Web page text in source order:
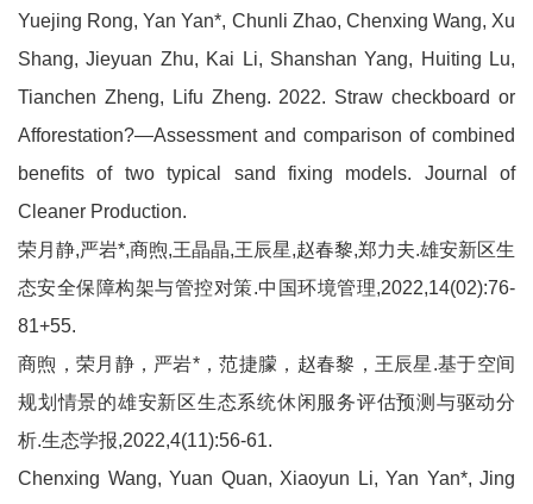
Yuejing Rong, Yan Yan*, Chunli Zhao, Chenxing Wang, Xu
Shang, Jieyuan Zhu, Kai Li, Shanshan Yang, Huiting Lu,
Tianchen Zheng, Lifu Zheng. 2022. Straw checkboard or
Afforestation?—Assessment and comparison of combined
benefits of two typical sand fixing models. Journal of
Cleaner Production.
荣月静,严岩*,商煦,王晶晶,王辰星,赵春黎,郑力夫.雄安新区生
态安全保障构架与管控对策.中国环境管理,2022,14(02):76-
81+55.
商煦，荣月静，严岩*，范捷朦，赵春黎，王辰星.基于空间
规划情景的雄安新区生态系统休闲服务评估预测与驱动分
析.生态学报,2022,4(11):56-61.
Chenxing Wang, Yuan Quan, Xiaoyun Li, Yan Yan*, Jing